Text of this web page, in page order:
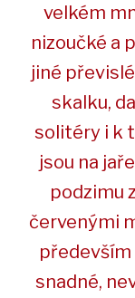
velkém
nizoučké a
jiné
skalku,
solitéry i k
jsou na
podzimu
červenými
snadné,